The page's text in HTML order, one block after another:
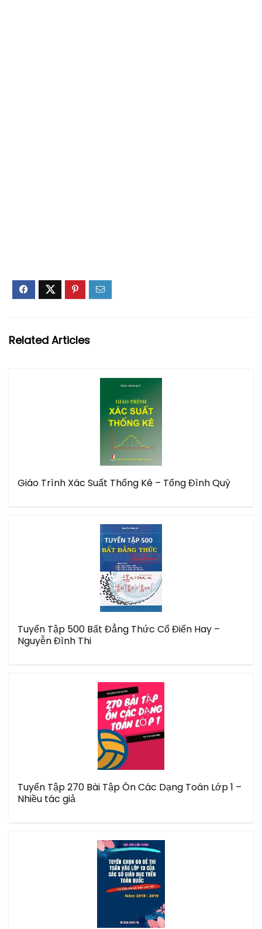
Related Articles
Giáo Trình Xác Suất Thống Kê – Tống Đình Quỳ
Tuyển Tập 500 Bất Đẳng Thức Cổ Điển Hay –
Nguyễn Đình Thi
Tuyển Tập 270 Bài Tập Ôn Các Dạng Toán Lớp 1 –
Nhiều tác giả